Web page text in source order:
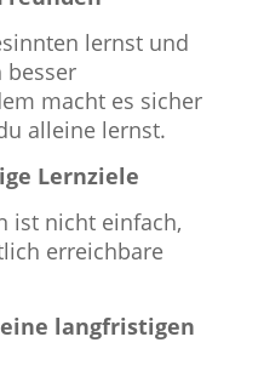
lernst und
besser
macht es sicher
alleine lernst.
Lernziele
ist nicht einfach,
erreichbare
langfristigen